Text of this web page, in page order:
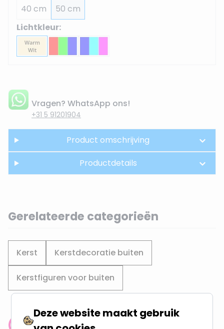
40 cm
50 cm
Lichtkleur:
Vragen? WhatsApp ons!
+31 5 91201904
Product omschrijving
Productdetails
Gerelateerde categorieën
Kerst Kerstdecoratie buiten
Kerstfiguren voor buiten
Deze website maakt gebruik